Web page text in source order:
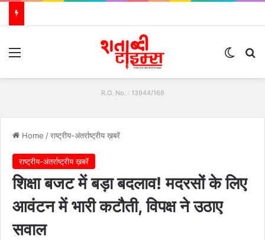
R.O. No. : 13944/168
Home /राष्ट्रीय-अंतर्राष्ट्रीय ख़बरें
राष्ट्रीय-अंतर्राष्ट्रीय ख़बरें
शिक्षा बजट में बड़ा बदलाव! मदरसों के लिए
आवंटन में भारी कटौती, विपक्ष ने उठाए
सवाल